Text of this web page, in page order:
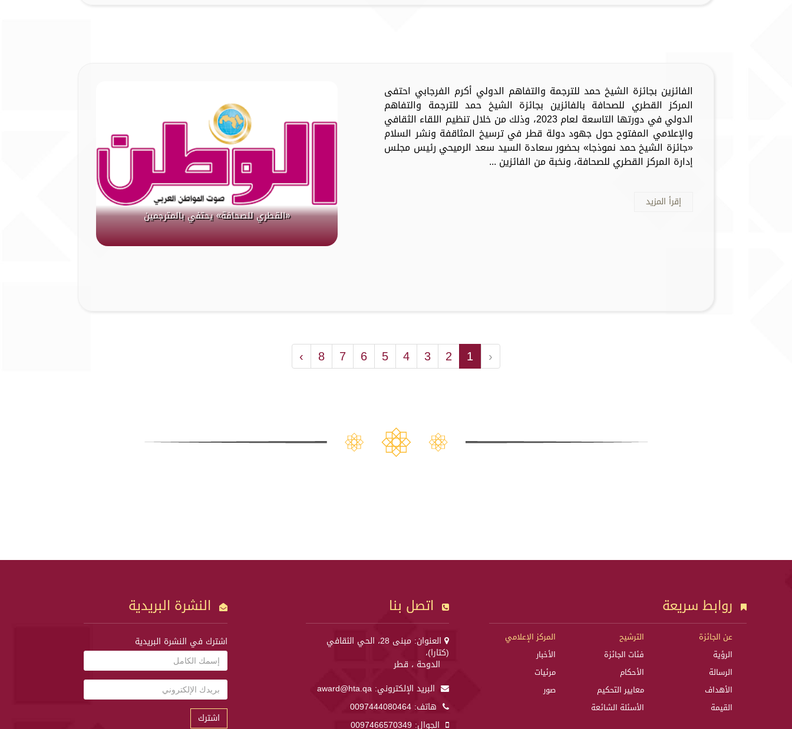
«القطري للصحافة» يحتفي بالمترجمين
الفائزين بجائزة الشيخ حمد للترجمة والتفاهم الدولي أكرم الفرجابي احتفى
المركز القطري للصحافة بالفائزين بجائزة الشيخ حمد للترجمة والتفاهم
الدولي في دورتها التاسعة لعام 2023، وذلك من خلال تنظيم اللقاء الثقافي
والإعلامي المفتوح حول جهود دولة قطر في ترسيخ المثاقفة ونشر السلام
«جائزة الشيخ حمد نموذجا» بحضور سعادة السيد سعد الرميحي رئيس مجلس
إدارة المركز القطري للصحافة، ونخبة من الفائزين ...
إقرأ المزيد
‹
1
2
3
4
5
6
7
8
›
روابط سريعة
عن الجائزة
الرؤية
الرسالة
الأهداف
القيمة
الترشيح
فئات الجائزة
الأحكام
معايير التحكيم
الأسئلة الشائعة
المركز الإعلامي
الأخبار
مرئيات
صور
اتصل بنا
العنوان: مبنى 28، الحي الثقافي
(كتارا)،
الدوحة ، قطر
البريد الإلكتروني: award@hta.qa
هاتف: 0097444080464
الجوال: 0097466570349
النشرة البريدية
اشترك في النشرة البريدية
اشترك